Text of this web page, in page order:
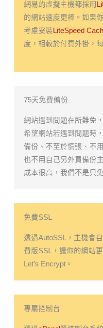
網易的虛擬主機都採用
的網站速度更棒。如果
考慮安裝LiteSpeed
度，相較於付費外掛，
75天免費備份
網站遇到問題在所難免
希望網站若遇到問題時
備份、不至於慌張、不
也不用自己另外買備份
成本很高，我們不是只
免費SSL
透過AutoSSL，主機會
費版SSL，讓你的網站
Let’s Encrypt。
專屬控制台